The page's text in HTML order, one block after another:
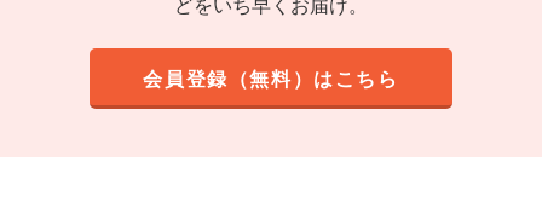
会員登録（無料）はこちら